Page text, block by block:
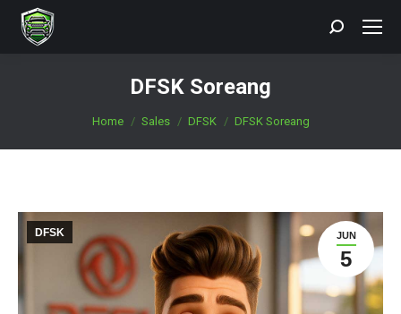
Search:
DFSK Soreang
You are here:
Home Sales DFSK DFSK Soreang
JUN
5
DFSK